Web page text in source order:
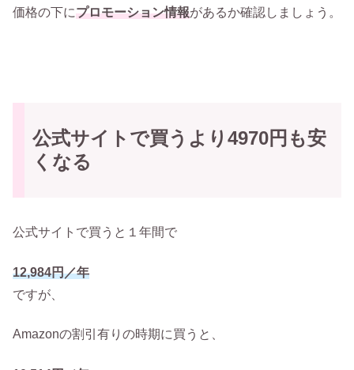
価格の下にプロモーション情報があるか確認しましょう。
公式サイトで買うより4970円も安
くなる
公式サイトで買うと１年間で
12,984円／年
ですが、
Amazonの割引有りの時期に買うと、